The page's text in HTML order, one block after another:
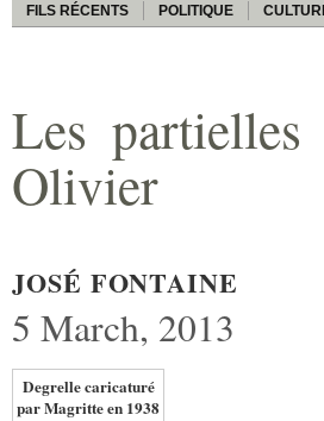
FILS RÉCENTS POLITIQUE
Les
Olivier
JOSÉ FONTAINE
5 March, 2013
Degrelle caricaturé
par Magritte en 1938